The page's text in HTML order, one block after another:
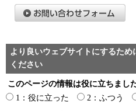
より良いウェブサイトにするた
ください
このページの情報は役に立ちまし
1：役に立った
2：ふつう